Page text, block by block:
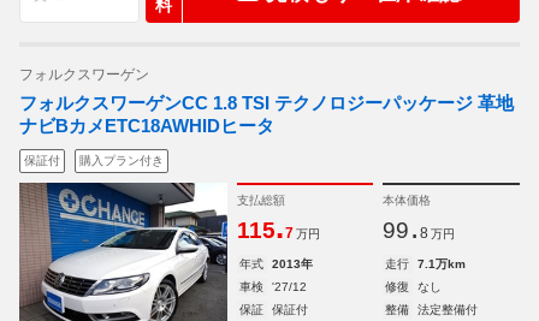
料
フォルクスワーゲン
フォルクスワーゲンCC 1.8 TSI テクノロジーパッケージ 革地
ナビBカメETC18AWHIDヒータ
保証付 購入プラン付き
支払総額
115.7 万円
本体価格
99. 8 万円
年式 2013年 走行
7.1万km
車検
'27/12 修復
なし
保証
保証付 整備 法定整備付